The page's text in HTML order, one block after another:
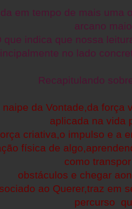
em tempo de mais uma
arcano
que indica que nossa
no lado
Recapitulando
naipe da Vontade,da
aplicada na vida
criativa,o impulso e a
física de
como
obstáculos e chegar
ao Querer,traz em
percurso